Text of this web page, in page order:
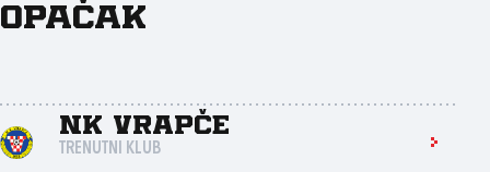
Opačak
NK Vrapče
TRENUTNI KLUB